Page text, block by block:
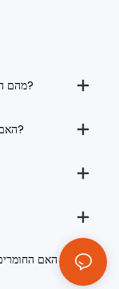
מהם היתרונות של בית מכולות בהתאמה אישית?
האם שירות התקנת בית המכולות שלך בחינם?
האם